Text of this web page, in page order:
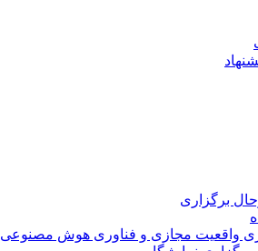
برگزاری
واقعیت مجازی و فناوری هوش مصنوعی